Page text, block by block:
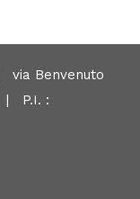
via Benvenuto
| P.I. :